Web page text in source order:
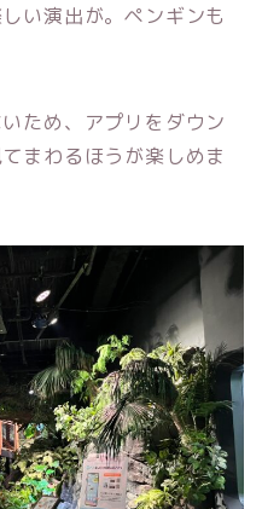
い演出が。ペンギンも
ため、アプリをダウン
まわるほうが楽しめま